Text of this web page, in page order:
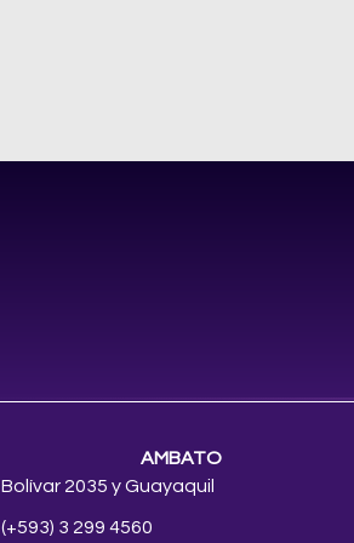
AMBATO
Bolívar 2035 y Guayaquil
(+593) 3 299 4560